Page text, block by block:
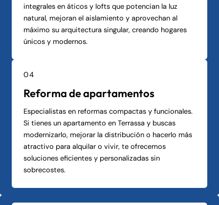
integrales en áticos y lofts que potencian la luz
natural, mejoran el aislamiento y aprovechan al
máximo su arquitectura singular, creando hogares
únicos y modernos.
04
Reforma de apartamentos
Especialistas en reformas compactas y funcionales.
Si tienes un apartamento en Terrassa y buscas
modernizarlo, mejorar la distribución o hacerlo más
atractivo para alquilar o vivir, te ofrecemos
soluciones eficientes y personalizadas sin
sobrecostes.